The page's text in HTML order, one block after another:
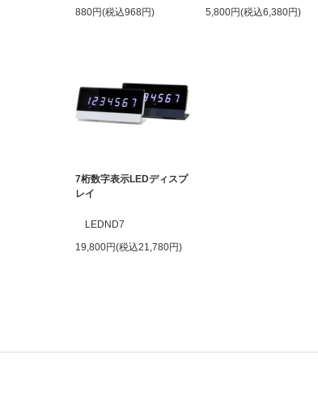
880円(税込968円) 5,800円(税込6,380円)
7桁数字表示LEDディスプ
レイ
LEDND7
19,800円(税込21,780円)